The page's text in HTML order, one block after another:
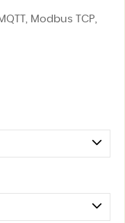
Modbus TCP,